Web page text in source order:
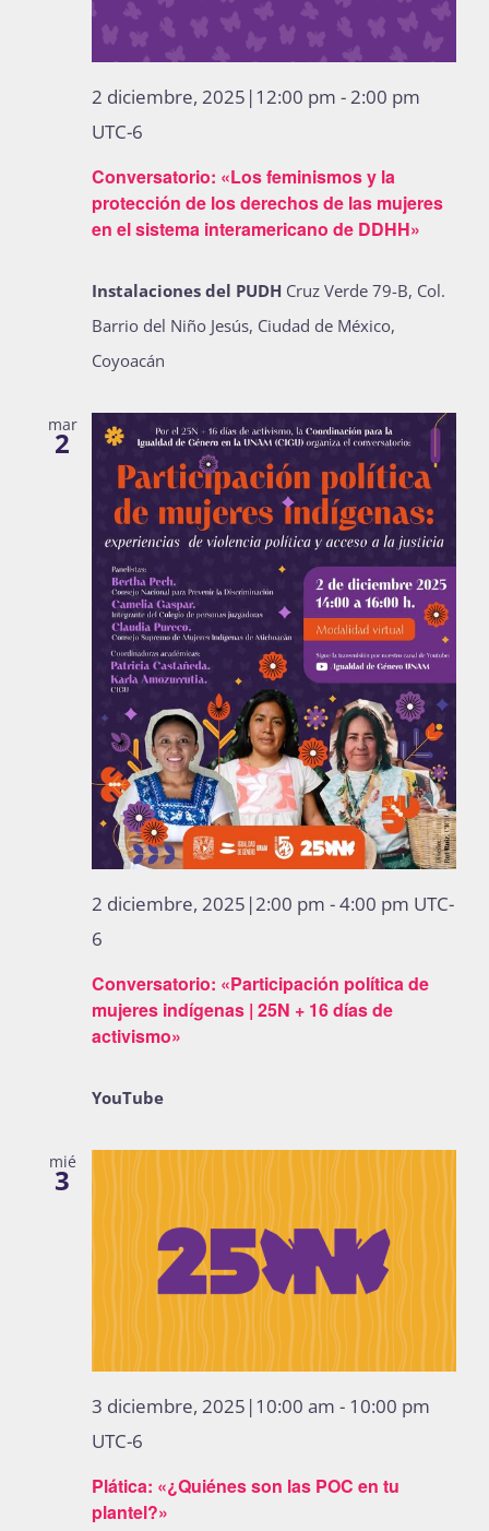
Conversatorio: «Los feminismos y la
protección de los derechos de las mujeres
en el sistema interamericano de DDHH»
2 diciembre, 2025|12:00 pm -2:00 pm
UTC-6
Instalaciones del PUDH Cruz Verde 79-B, Col.
Barrio del Niño Jesús, Ciudad de México,
Coyoacán
mar
2
Conversatorio: «Participación política de
mujeres indígenas | 25N + 16 días de
activismo»
2 diciembre, 2025|2:00 pm -4:00 pm UTC-
6
YouTube
mié
3
Plática: «¿Quiénes son las POC en tu
plantel?»
3 diciembre, 2025|10:00 am - 10:00 pm
UTC-6